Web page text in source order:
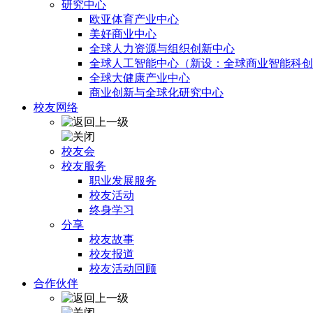
研究中心
欧亚体育产业中心
美好商业中心
全球人力资源与组织创新中心
全球人工智能中心（新设：全球商业智能科创
全球大健康产业中心
商业创新与全球化研究中心
校友网络
校友会
校友服务
职业发展服务
校友活动
终身学习
分享
校友故事
校友报道
校友活动回顾
合作伙伴